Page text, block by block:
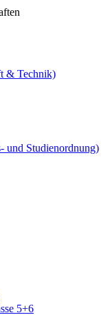
& Technik)
und Studienordnung)
5+6